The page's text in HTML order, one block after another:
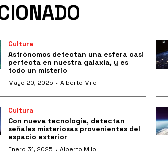
Cultura
Astrónomos detectan una esfera casi
perfecta en nuestra galaxia, y es
todo un misterio
Mayo 20, 2025 · Alberto Milo
Cultura
Con nueva tecnología, detectan
señales misteriosas provenientes del
espacio exterior
Enero 31, 2025 · Alberto Milo